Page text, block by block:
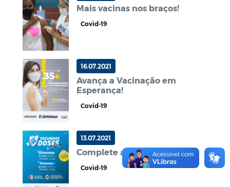
Mais vacinas nos braços!
Covid-19
16.07.2021
Avança a Vacinação em
Esperança!
Covid-19
13.07.2021
Complete a sua imunização!
Covid-19